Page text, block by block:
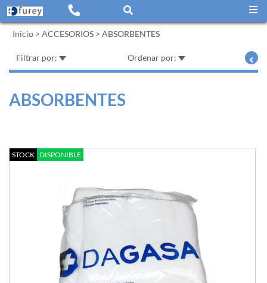
Inicio > ACCESORIOS > ABSORBENTES
Filtrar por: Ordenar por:
ABSORBENTES
STOCK DISPONIBLE